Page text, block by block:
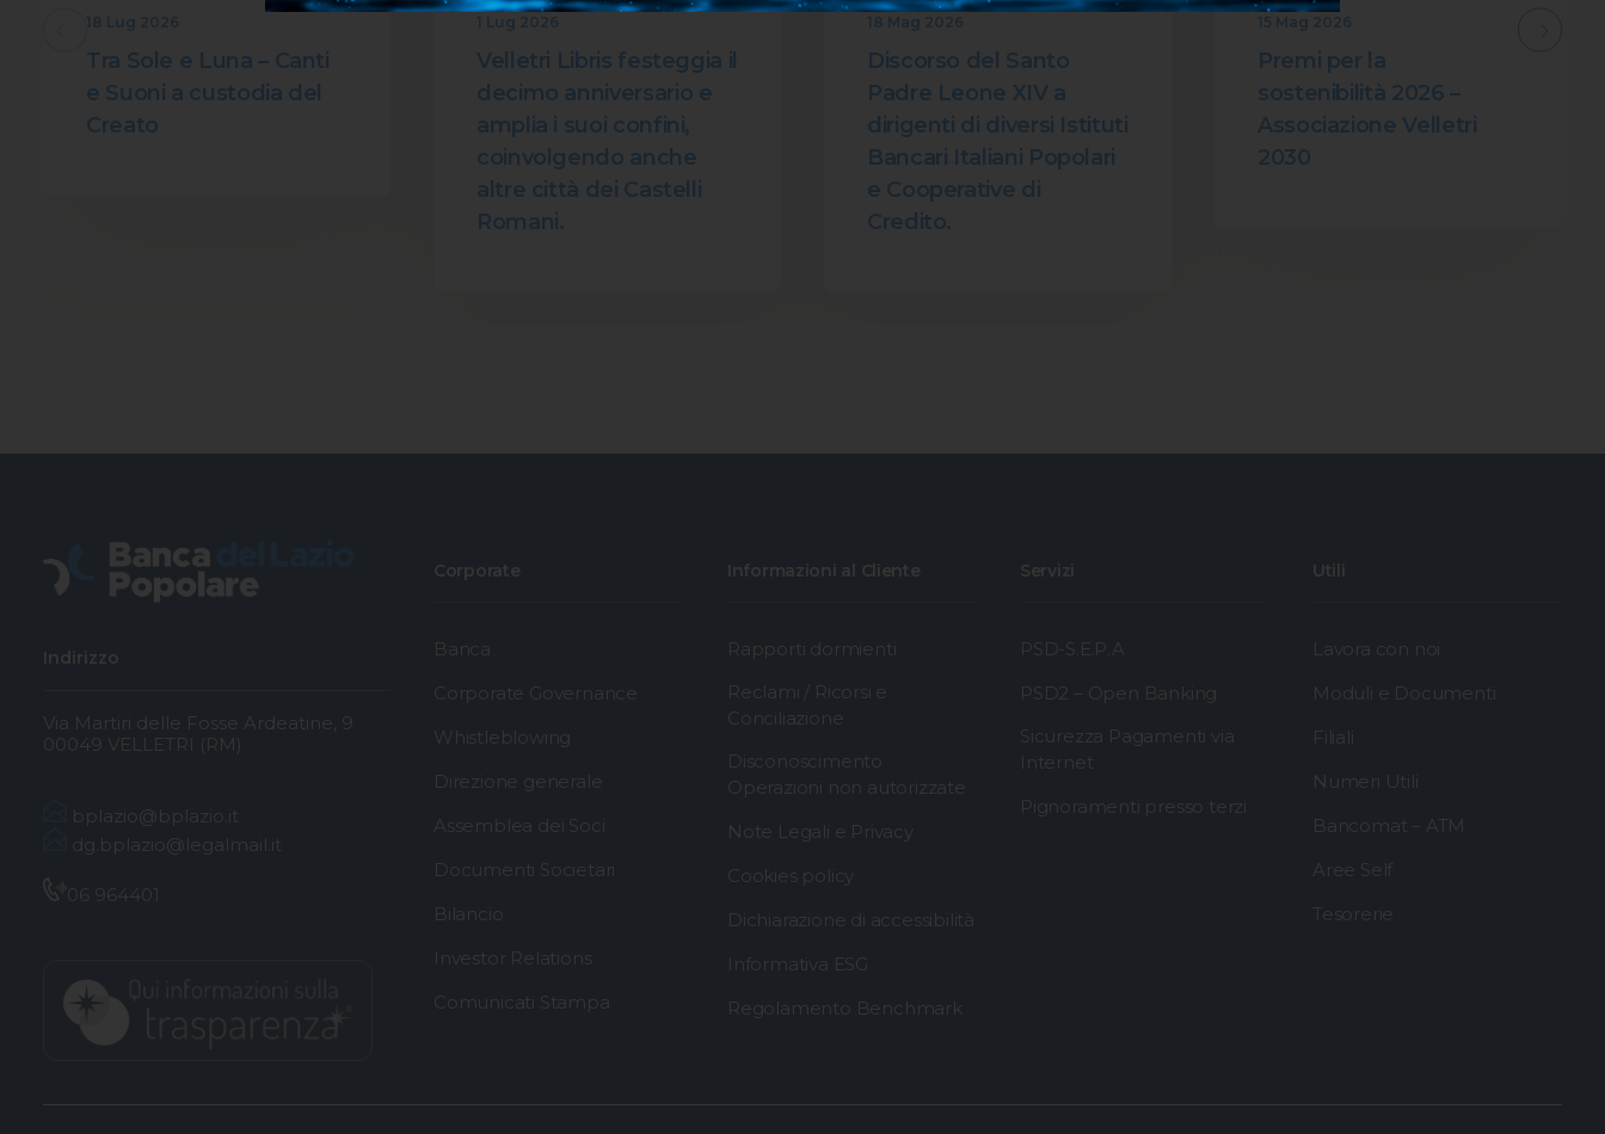
18 Lug 2026
Tra Sole e Luna – Canti
e Suoni a custodia del
Creato
1 Lug 2026
Velletri Libris festeggia il
decimo anniversario e
amplia i suoi confini,
coinvolgendo anche
altre città dei Castelli
Romani.
18 Mag 2026
Discorso del Santo
Padre Leone XIV a
dirigenti di diversi Istituti
Bancari Italiani Popolari
e Cooperative di
Credito.
15 Mag 2026
Premi per la
sostenibilità 2026 –
Associazione Velletri
2030
Indirizzo
Via Martiri delle Fosse Ardeatine, 9
00049 VELLETRI (RM)
bplazio@bplazio.it
dg.bplazio@legalmail.it
06 964401
Corporate
Banca
Corporate Governance
Whistleblowing
Direzione generale
Assemblea dei Soci
Documenti Societari
Bilancio
Investor Relations
Comunicati Stampa
Informazioni al Cliente
Rapporti dormienti
Reclami / Ricorsi e
Conciliazione
Disconoscimento
Operazioni non autorizzate
Note Legali e Privacy
Cookies policy
Dichiarazione di accessibilità
Informativa ESG
Regolamento Benchmark
Servizi
PSD-S.E.P.A
PSD2 – Open Banking
Sicurezza Pagamenti via
Internet
Pignoramenti presso terzi
Utili
Lavora con noi
Moduli e Documenti
Filiali
Numeri Utili
Bancomat – ATM
Aree Self
Tesorerie